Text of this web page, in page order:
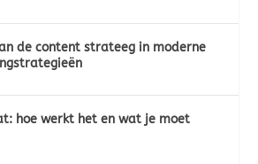
de content strateeg in moderne
hoe werkt het en wat je moet